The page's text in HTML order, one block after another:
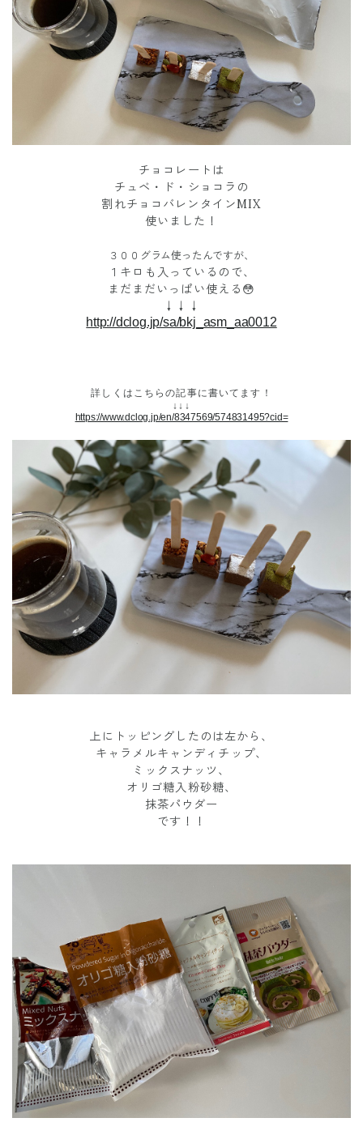
チョコレートは
チュベ・ド・ショコラの
割れチョコバレンタインMIX
使いました！
３００グラム使ったんですが、
１キロも入っているので、
まだまだいっぱい使える😳
↓↓↓
http://dclog.jp/sa/bkj_asm_aa0012
詳しくはこちらの記事に書いてます！
↓↓↓
https://www.dclog.jp/en/8347569/574831495?cid=
上にトッピングしたのは左から、
キャラメルキャンディチップ、
ミックスナッツ、
オリゴ糖入粉砂糖、
抹茶パウダー
です！！